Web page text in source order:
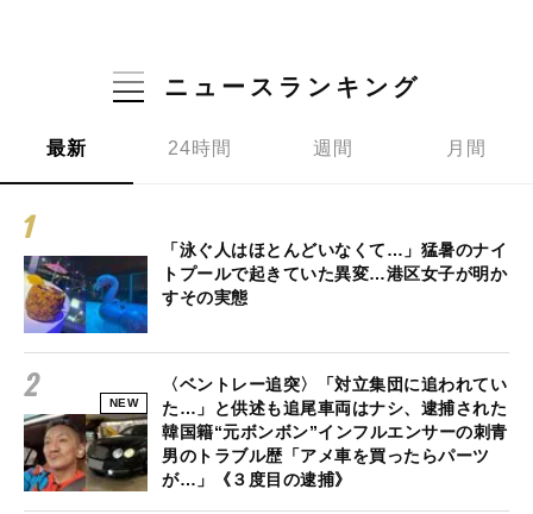
ニュースランキング
最新 24時間 週間 月間
「泳ぐ人はほとんどいなくて…」猛暑のナイ
トプールで起きていた異変…港区女子が明か
すその実態
NEW
〈ベントレー追突〉「対立集団に追われてい
た…」と供述も追尾車両はナシ、逮捕された
韓国籍“元ボンボン”インフルエンサーの刺青
男のトラブル歴「アメ車を買ったらパーツ
が…」《３度目の逮捕》